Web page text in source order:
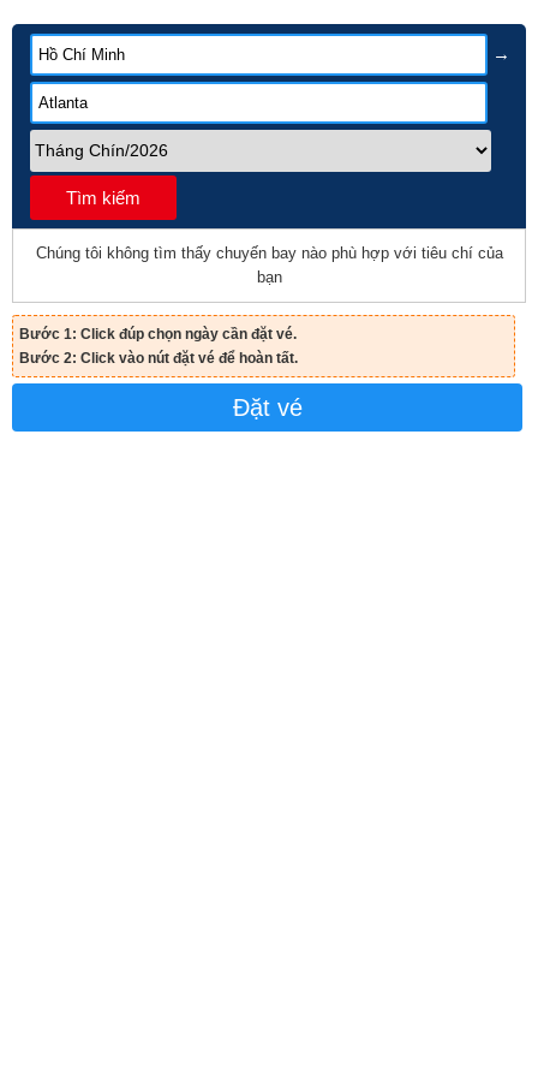
→
Tìm kiếm
Chúng tôi không tìm thấy chuyến bay nào phù hợp với tiêu chí của
bạn
Bước 1: Click đúp chọn ngày cần đặt vé.
Bước 2: Click vào nút đặt vé để hoàn tất.
Đặt vé